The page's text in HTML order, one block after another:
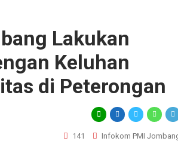
Lakukan
Keluhan
di Peterongan
141 Infokom PMI